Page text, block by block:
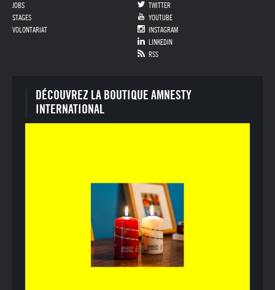
JOBS
STAGES
VOLONTARIAT
TWITTER
YOUTUBE
INSTAGRAM
LINKEDIN
RSS
DÉCOUVREZ LA BOUTIQUE AMNESTY
INTERNATIONAL